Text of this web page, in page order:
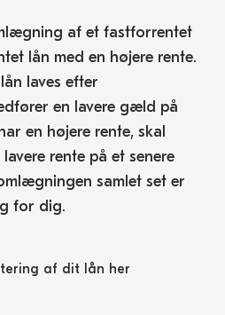
af et fastforrentet
lån med en højere rente.
laves efter
en lavere gæld på
en højere rente, skal
rente på et senere
samlet set er
for dig.
af dit lån her